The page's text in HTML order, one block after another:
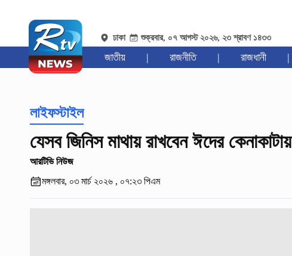
ঢাকা শুক্রবার, ০৭ আগস্ট ২০২৬, ২৩ শ্রাবণ ১৪৩৩
জাতীয় | রাজনীতি | রাজধানী |
লাইফস্টাইল
যেসব জিনিস মাথায় রাখবেন ঈদের কেনাকাটায়
আরটিভি নিউজ
মঙ্গলবার, ০৩ মার্চ ২০২৬ , ০৭:২৩ পিএম